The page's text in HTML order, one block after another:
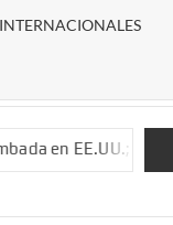
INTERNACIONALES
ordenan